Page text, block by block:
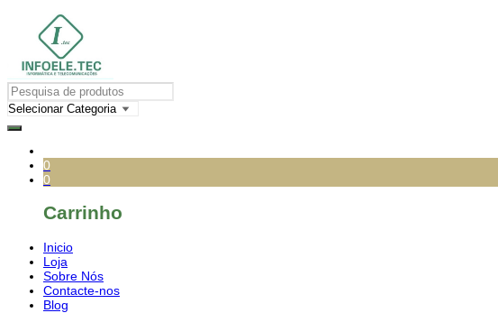
0
0
Carrinho
Inicio
Loja
Sobre Nós
Contacte-nos
Blog